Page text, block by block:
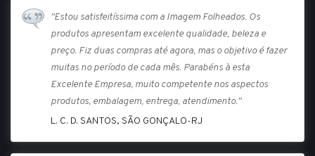
"Estou satisfeitíssima com a Imagem Folheados. Os
produtos apresentam excelente qualidade, beleza e
preço. Fiz duas compras até agora, mas o objetivo é fazer
muitas no período de cada mês. Parabéns à esta
Excelente Empresa, muito competente nos aspectos
produtos, embalagem, entrega, atendimento."
L. C. D. SANTOS, SÃO GONÇALO-RJ